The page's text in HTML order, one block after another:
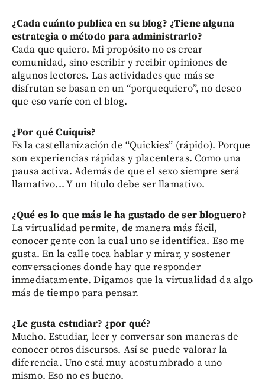
¿Cada cuánto publica en su blog? ¿Tiene alguna
estrategia o método para administrarlo?
Cada que quiero. Mi propósito no es crear
comunidad, sino escribir y recibir opiniones de
algunos lectores. Las actividades que más se
disfrutan se basan en un “porquequiero”, no deseo
que eso varíe con el blog.
¿Por qué Cuiquis?
Es la castellanización de “Quickies” (rápido). Porque
son experiencias rápidas y placenteras. Como una
pausa activa. Además de que el sexo siempre será
llamativo... Y un título debe ser llamativo.
¿Qué es lo que más le ha gustado de ser bloguero?
La virtualidad permite, de manera más fácil,
conocer gente con la cual uno se identifica. Eso me
gusta. En la calle toca hablar y mirar, y sostener
conversaciones donde hay que responder
inmediatamente. Digamos que la virtualidad da algo
más de tiempo para pensar.
¿Le gusta estudiar? ¿por qué?
Mucho. Estudiar, leer y conversar son maneras de
conocer otros discursos. Así se puede valorar la
diferencia. Uno está muy acostumbrado a uno
mismo. Eso no es bueno.